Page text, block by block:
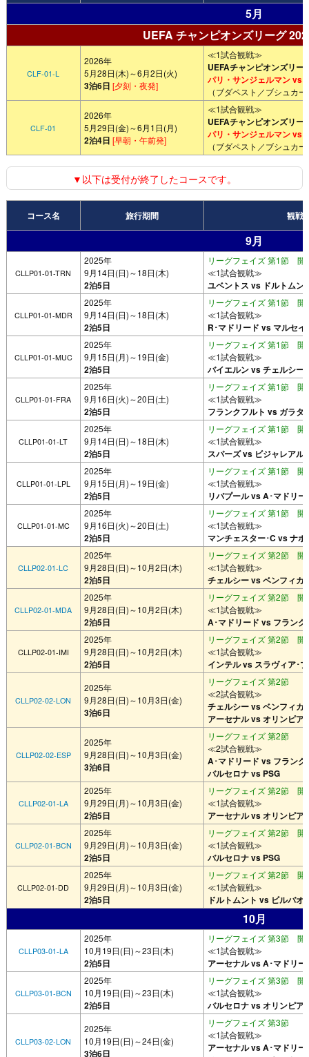
5月
UEFA チャンピオンズリーグ
CLF-01-L
2026年
5月28日(木)～6月2日(火)
3泊6日 [夕刻・夜発]
≪1試合観戦≫
UEFAチャンピオンズリー
パリ・サンジェルマン vs
（ブダペスト／ブシュカ
CLF-01
2026年
5月29日(金)～6月1日(月)
2泊4日 [早朝・午前発]
≪1試合観戦≫
UEFAチャンピオンズリー
パリ・サンジェルマン vs
（ブダペスト／ブシュカ
▼以下は受付が終了したコースです。
コース名 旅行期間 観戦
9月
CLLP01-01-TRN
2025年
9月14日(日)～18日(木)
2泊5日
リーグフェイズ 第1節 開
≪1試合観戦≫
ユベントス vs ドルトムン
CLLP01-01-MDR
2025年
9月14日(日)～18日(木)
2泊5日
リーグフェイズ 第1節 開
≪1試合観戦≫
R･マドリード vs マルセイ
CLLP01-01-MUC
2025年
9月15日(月)～19日(金)
2泊5日
リーグフェイズ 第1節 開
≪1試合観戦≫
バイエルン vs チェルシー
CLLP01-01-FRA
2025年
9月16日(火)～20日(土)
2泊5日
リーグフェイズ 第1節 開
≪1試合観戦≫
フランクフルト vs ガラタ
CLLP01-01-LT
2025年
9月14日(日)～18日(木)
2泊5日
リーグフェイズ 第1節 開
≪1試合観戦≫
スパーズ vs ビジャレアル
CLLP01-01-LPL
2025年
9月15日(月)～19日(金)
2泊5日
リーグフェイズ 第1節 開
≪1試合観戦≫
リバプール vs A･マドリー
CLLP01-01-MC
2025年
9月16日(火)～20日(土)
2泊5日
リーグフェイズ 第1節 開
≪1試合観戦≫
マンチェスター･C vs ナポ
CLLP02-01-LC
2025年
9月28日(日)～10月2日(木)
2泊5日
リーグフェイズ 第2節 開
≪1試合観戦≫
チェルシー vs ベンフィカ
CLLP02-01-MDA
2025年
9月28日(日)～10月2日(木)
2泊5日
リーグフェイズ 第2節 開
≪1試合観戦≫
A･マドリード vs フランク
CLLP02-01-IMI
2025年
9月28日(日)～10月2日(木)
2泊5日
リーグフェイズ 第2節 開
≪1試合観戦≫
インテル vs スラヴィア･
CLLP02-02-LON
2025年
9月28日(日)～10月3日(金)
3泊6日
リーグフェイズ 第2節
≪2試合観戦≫
チェルシー vs ベンフィカ
アーセナル vs オリンピア
CLLP02-02-ESP
2025年
9月28日(日)～10月3日(金)
3泊6日
リーグフェイズ 第2節
≪2試合観戦≫
A･マドリード vs フランク
バルセロナ vs PSG
CLLP02-01-LA
2025年
9月29日(月)～10月3日(金)
2泊5日
リーグフェイズ 第2節 開
≪1試合観戦≫
アーセナル vs オリンピア
CLLP02-01-BCN
2025年
9月29日(月)～10月3日(金)
2泊5日
リーグフェイズ 第2節 開
≪1試合観戦≫
バルセロナ vs PSG
CLLP02-01-DD
2025年
9月29日(月)～10月3日(金)
2泊5日
リーグフェイズ 第2節 開
≪1試合観戦≫
ドルトムント vs ビルバオ
10月
CLLP03-01-LA
2025年
10月19日(日)～23日(木)
2泊5日
リーグフェイズ 第3節 開
≪1試合観戦≫
アーセナル vs A･マドリー
CLLP03-01-BCN
2025年
10月19日(日)～23日(木)
2泊5日
リーグフェイズ 第3節 開
≪1試合観戦≫
バルセロナ vs オリンピア
CLLP03-02-LON
2025年
10月19日(日)～24日(金)
3泊6日
リーグフェイズ 第3節
≪1試合観戦≫
アーセナル vs A･マドリー